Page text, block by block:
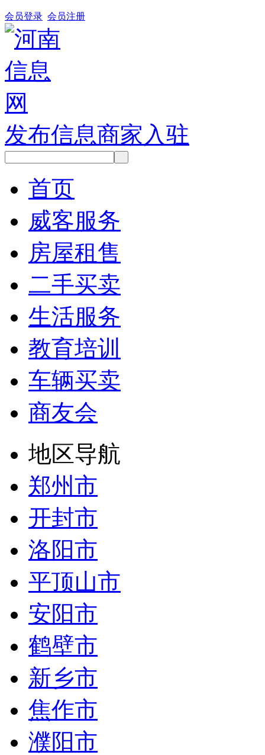
会员登录 会员注册
发布信息商家入驻
首页
威客服务
房屋租售
二手买卖
生活服务
教育培训
车辆买卖
商友会
地区导航
郑州市
开封市
洛阳市
平顶山市
安阳市
鹤壁市
新乡市
焦作市
濮阳市